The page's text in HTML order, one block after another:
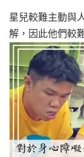
星兒較難主動與
解，因此他們較